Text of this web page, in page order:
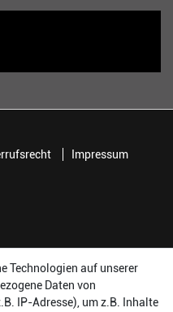
Impressum
Technologien auf unserer
Daten von
IP-Adresse), um z.B. Inhalte